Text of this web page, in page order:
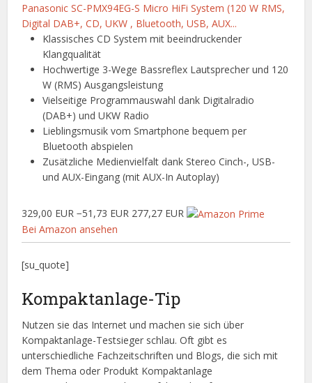
Panasonic SC-PMX94EG-S Micro HiFi System (120 W RMS,
Digital DAB+, CD, UKW , Bluetooth, USB, AUX...
Klassisches CD System mit beeindruckender
Klangqualität
Hochwertige 3-Wege Bassreflex Lautsprecher und 120
W (RMS) Ausgangsleistung
Vielseitige Programmauswahl dank Digitalradio
(DAB+) und UKW Radio
Lieblingsmusik vom Smartphone bequem per
Bluetooth abspielen
Zusätzliche Medienvielfalt dank Stereo Cinch-, USB-
und AUX-Eingang (mit AUX-In Autoplay)
329,00 EUR −51,73 EUR 277,27 EUR
Bei Amazon ansehen
[su_quote]
Kompaktanlage-Tip
Nutzen sie das Internet und machen sie sich über
Kompaktanlage-Testsieger schlau. Oft gibt es
unterschiedliche Fachzeitschriften und Blogs, die sich mit
dem Thema oder Produkt Kompaktanlage